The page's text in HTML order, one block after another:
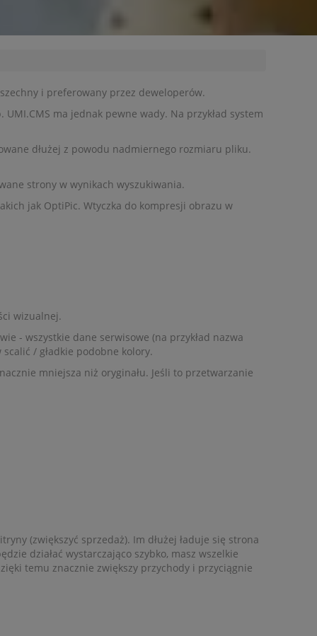
i ​​preferowany przez deweloperów.
ma jednak pewne wady. Na przykład system
dłużej z powodu nadmiernego rozmiaru pliku.
strony w wynikach wyszukiwania.
jak OptiPic. Wtyczka do kompresji obrazu w
wizualnej.
- wszystkie dane serwisowe (na przykład nazwa
/ gładkie podobne kolory.
mniejsza niż oryginału. Jeśli to przetwarzanie
(zwiększyć sprzedaż). Im dłużej ładuje się strona
działać wystarczająco szybko, masz wszelkie
temu znacznie zwiększy przychody i przyciągnie